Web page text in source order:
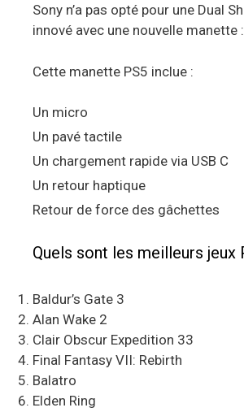
Sony n’a pas opté pour une Dual
innové avec une nouvelle manette
Cette manette PS5 inclue :
Un micro
Un pavé tactile
Un chargement rapide via USB C
Un retour haptique
Retour de force des gâchettes
Quels sont les meilleurs jeux
Baldur’s Gate 3
Alan Wake 2
Clair Obscur Expedition 33
Final Fantasy VII: Rebirth
Balatro
Elden Ring